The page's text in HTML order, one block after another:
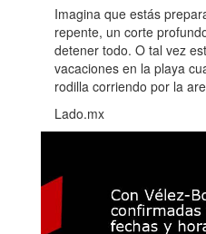
Imagina que estás
repente, un corte
detener todo. O tal vez
vacaciones en la playa
rodilla corriendo por la
Lado.mx